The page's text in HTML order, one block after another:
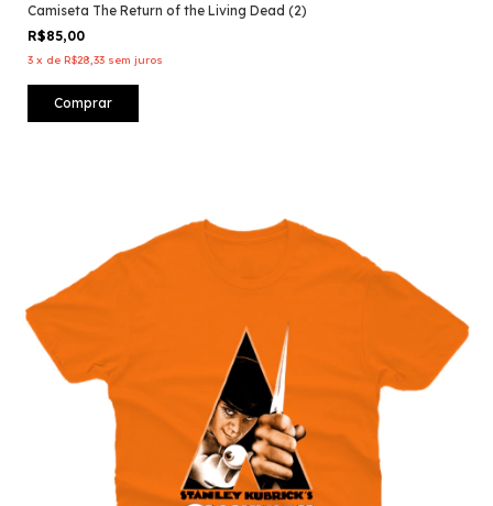
Camiseta The Return of the Living Dead (2)
R$85,00
3 x de R$28,33 sem juros
Comprar